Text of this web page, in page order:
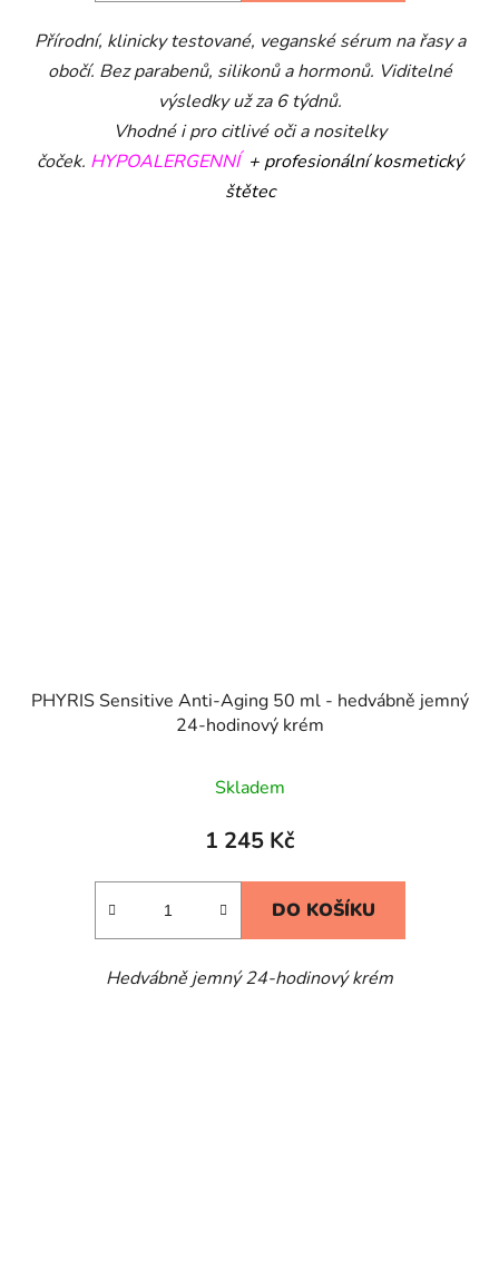
Přírodní, klinicky testované, veganské sérum na řasy a
obočí. Bez parabenů, silikonů a hormonů. Viditelné
výsledky už za 6 týdnů.
Vhodné i pro citlivé oči a nositelky
čoček. HYPOALERGENNÍ+ profesionální kosmetický
štětec
PHYRIS Sensitive Anti-Aging 50 ml - hedvábně jemný
24-hodinový krém
Skladem
1 245 Kč
DO KOŠÍKU
Hedvábně jemný 24-hodinový krém